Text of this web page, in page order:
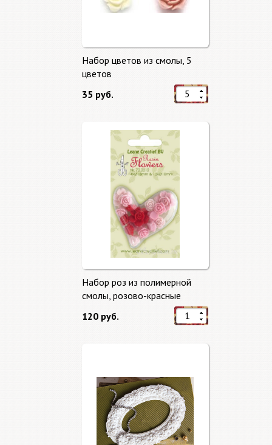
Набор цветов из смолы, 5
цветов
35 руб.
Набор роз из полимерной
смолы, розово-красные
120 руб.